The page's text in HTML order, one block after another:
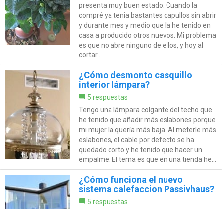
presenta muy buen estado. Cuando la
compré ya tenia bastantes capullos sin abrir
y durante mes y medio que la he tenido en
casa a producido otros nuevos. Mi problema
es que no abre ninguno de ellos, y hoy al
cortar...
¿Cómo desmonto casquillo
interior lámpara?
5 respuestas
Tengo una lámpara colgante del techo que
he tenido que añadir más eslabones porque
mi mujer la quería más baja. Al meterle más
eslabones, el cable por defecto se ha
quedado corto y he tenido que hacer un
empalme. El tema es que en una tienda he...
¿Cómo funciona el nuevo
sistema calefaccion Passivhaus?
5 respuestas